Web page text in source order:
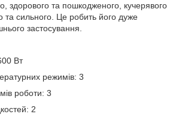
здорового та пошкодженого, кучерявого
та сильного. Це робить його дуже
застосування.
Вт
режимів: 3
роботи: 3
2